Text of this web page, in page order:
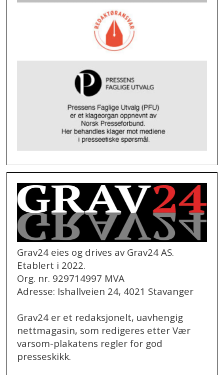
Grav24 eies og drives av Grav24 AS.
Etablert i 2022.
Org. nr. 929714997 MVA
Adresse: Ishallveien 24, 4021 Stavanger
Grav24 er et redaksjonelt, uavhengig
nettmagasin, som redigeres etter Vær
varsom-plakatens regler for god
presseskikk.